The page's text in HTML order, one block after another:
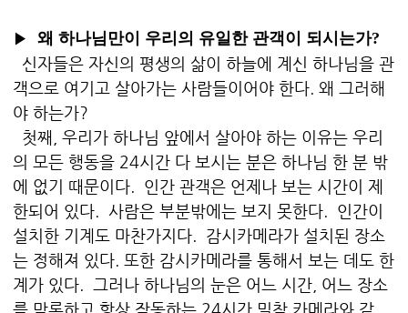
▶ 왜 하나님만이 우리의 유일한 관객이 되시는가?
신자들은 자신의 평생의 삶이 하늘에 계신 하나님을 관
객으로 여기고 살아가는 사람들이어야 한다. 왜 그러해
야 하는가?
첫째, 우리가 하나님 앞에서 살아야 하는 이유는 우리
의 모든 행동을 24시간 다 보시는 분은 하나님 한 분 밖
에 없기 때문이다. 인간 관객은 언제나 보는 시간이 제
한되어 있다. 사람은 부분밖에는 보지 못한다. 인간이
설치한 기계도 마찬가지다. 감시카메라가 설치된 장소
는 정해져 있다. 또한 감시카메라를 통해서 보는 데도 한
계가 있다. 그러나 하나님의 눈은 어느 시간, 어느 장소
를 막론하고 항상 작동하는 24시간 밀착 카메라와 같